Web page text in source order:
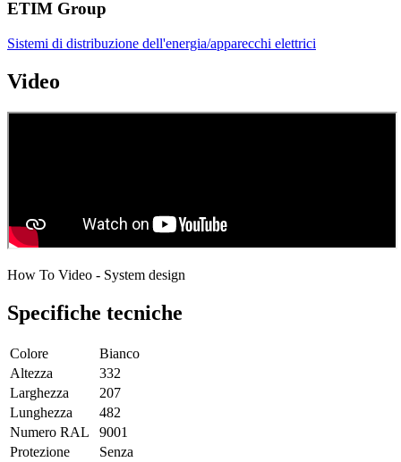
ETIM Group
Sistemi di distribuzione dell'energia/apparecchi elettrici
Video
How To Video - System design
Specifiche tecniche
Colore
Bianco
Altezza
332
Larghezza
207
Lunghezza
482
Numero RAL
9001
Protezione
Senza